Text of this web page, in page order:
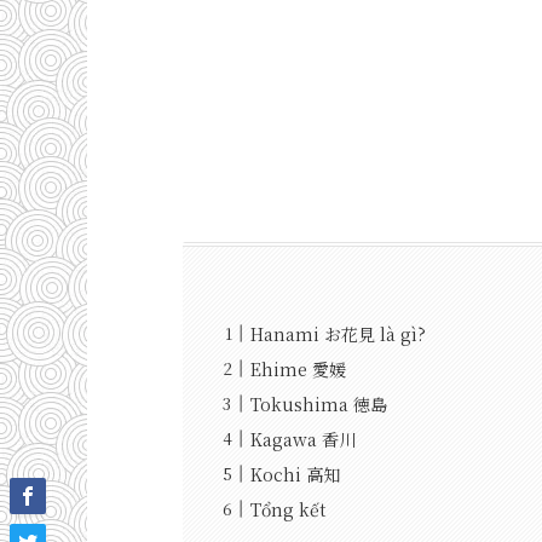
Hanami お花見 là gì?
Ehime 愛媛
Tokushima 徳島
Kagawa 香川
Kochi 高知
Tổng kết